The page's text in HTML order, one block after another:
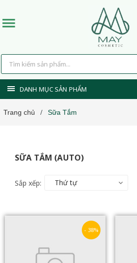
DANH MỤC SẢN PHẨM
Trang chủ / Sữa Tắm
SỮA TẮM (AUTO)
Sắp xếp: Thứ tự
- 38%